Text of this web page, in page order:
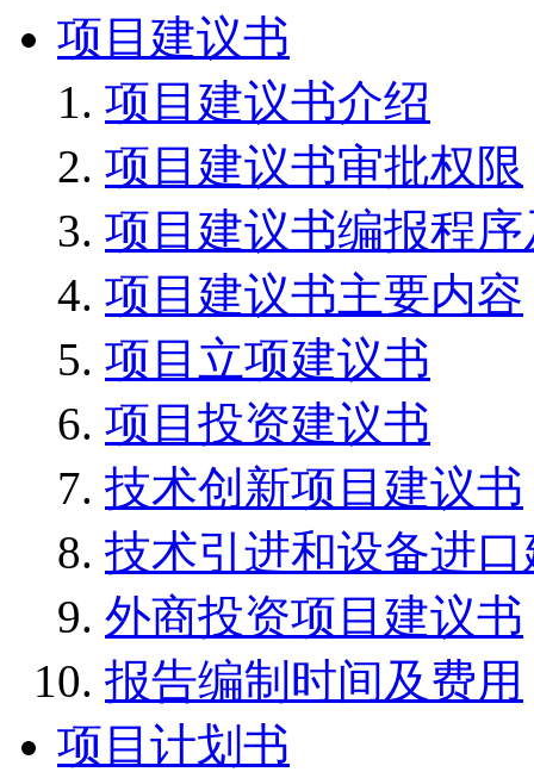
项目建议书
项目建议书介绍
项目建议书审批权限
项目建议书编报程
项目建议书主要内容
项目立项建议书
项目投资建议书
技术创新项目建议书
技术引进和设备进
外商投资项目建议书
报告编制时间及费用
项目计划书